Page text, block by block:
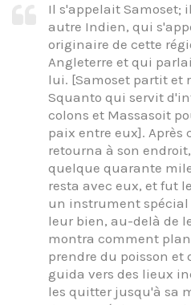
Il s'appelait Samoset;
autre Indien, qui
originaire de cette
Angleterre et qui
lui. [Samoset partit et
Squanto qui servit
colons et Massasoit
paix entre eux]. Après
retourna à son
quelque quarante
resta avec eux, et fut
un instrument spécial
leur bien, au-delà de
montra comment
prendre du poisson et
guida vers des lieux
les quitter jusqu'à sa